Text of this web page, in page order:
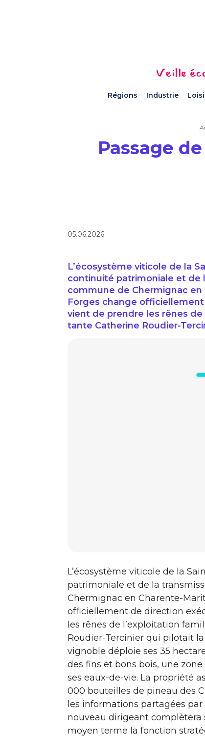
Veille
Régions Industrie
Passage
05.06.2026
L’écosystème viticole de la
continuité patrimoniale et de
commune de Chermignac
Forges change
vient de prendre les rênes de
tante Catherine Roudier-
L’écosystème viticole de la
patrimoniale et de la
Chermignac en Charente-
officiellement de direction
les rênes de l’exploitation
Roudier-Tercinier qui pilotait
vignoble déploie ses 35
des fins et bons bois, une
ses eaux-de-vie. La propriété
000 bouteilles de pineau des
les informations partagées
nouveau dirigeant
moyen terme la fonction